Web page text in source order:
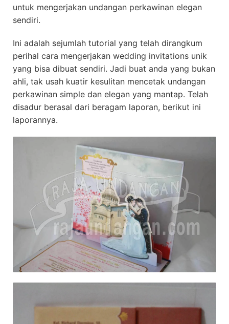
untuk mengerjakan undangan perkawinan elegan
sendiri.
Ini adalah sejumlah tutorial yang telah dirangkum
perihal cara mengerjakan wedding invitations unik
yang bisa dibuat sendiri. Jadi buat anda yang bukan
ahli, tak usah kuatir kesulitan mencetak undangan
perkawinan simple dan elegan yang mantap. Telah
disadur berasal dari beragam laporan, berikut ini
laporannya.